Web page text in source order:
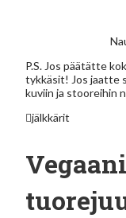
P.S. Jos päätätte
tykkäsit! Jos jaatte
kuviin ja stooreihin
jälkkärit
Vegaani